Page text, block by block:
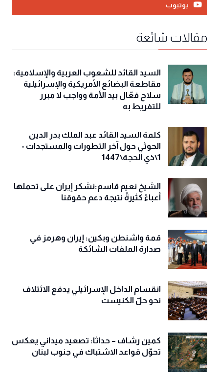
يوتيوب
مقالات شائعة
السيد القائد للشعوب العربية والإسلامية:
مقاطعة البضائع الأمريكية والإسرائيلية
سلاح فعّال بيد الأمة وواجب لا مبرر
للتفريط به
كلمة السيد القائد عبد الملك بدر الدين
الحوثي حول آخر التطورات والمستجدات -
1\ذي الحجة\1447
الشيخ نعيم قاسم:نشكر إيران على تحملها
أعباءً كثيرةً نتيجة دعم حقوقنا
قمة واشنطن وبكين: إيران وهرمز في
صدارة الملفات الشائكة
انقسام الداخل الإسرائيلي يدفع الائتلاف
نحو حلّ الكنيست
كمين رشاف – حداثا: تصعيد ميداني يعكس
تحوّل قواعد الاشتباك في جنوب لبنان